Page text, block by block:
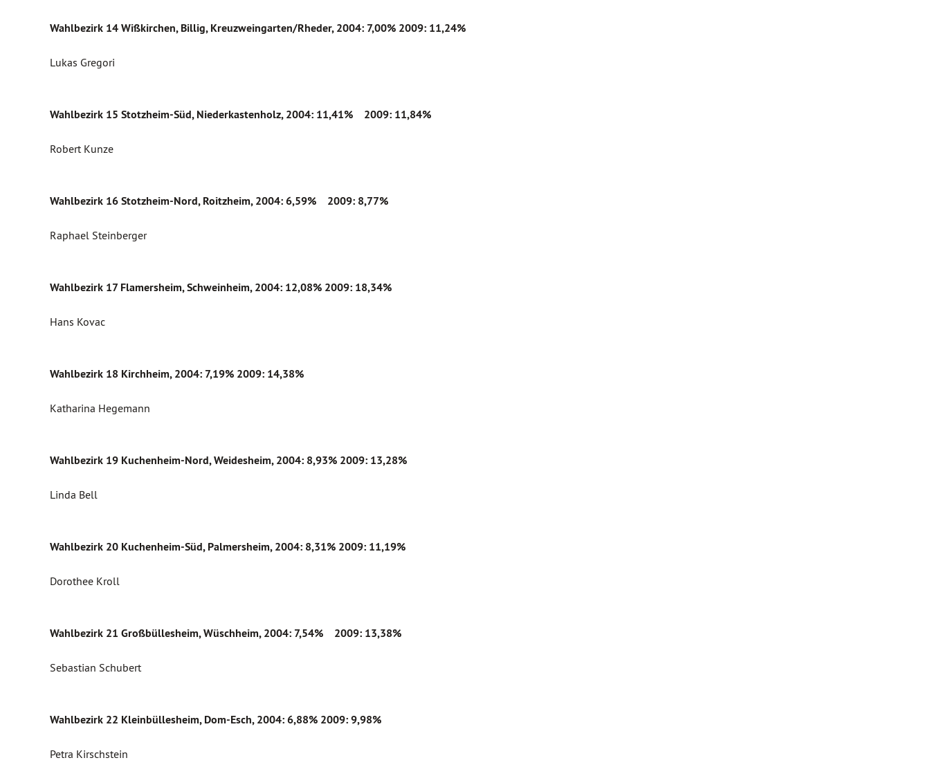
Wahlbezirk 14 Wißkirchen, Billig, Kreuzweingarten/Rheder, 2004: 7,00% 2009: 11,24%
Lukas Gregori
Wahlbezirk 15 Stotzheim-Süd, Niederkastenholz, 2004: 11,41% 2009: 11,84%
Robert Kunze
Wahlbezirk 16 Stotzheim-Nord, Roitzheim, 2004: 6,59% 2009: 8,77%
Raphael Steinberger
Wahlbezirk 17 Flamersheim, Schweinheim, 2004: 12,08% 2009: 18,34%
Hans Kovac
Wahlbezirk 18 Kirchheim, 2004: 7,19% 2009: 14,38%
Katharina Hegemann
Wahlbezirk 19 Kuchenheim-Nord, Weidesheim, 2004: 8,93% 2009: 13,28%
Linda Bell
Wahlbezirk 20 Kuchenheim-Süd, Palmersheim, 2004: 8,31% 2009: 11,19%
Dorothee Kroll
Wahlbezirk 21 Großbüllesheim, Wüschheim, 2004: 7,54% 2009: 13,38%
Sebastian Schubert
Wahlbezirk 22 Kleinbüllesheim, Dom-Esch, 2004:6,88% 2009: 9,98%
Petra Kirschstein